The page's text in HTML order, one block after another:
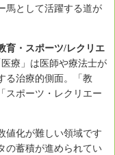
馬として活躍する道が
育・スポーツ/レクリエ
療」は医師や療法士が
る治療的側面。「教
スポーツ・レクリエー
値化が難しい領域です
の蓄積が進められてい